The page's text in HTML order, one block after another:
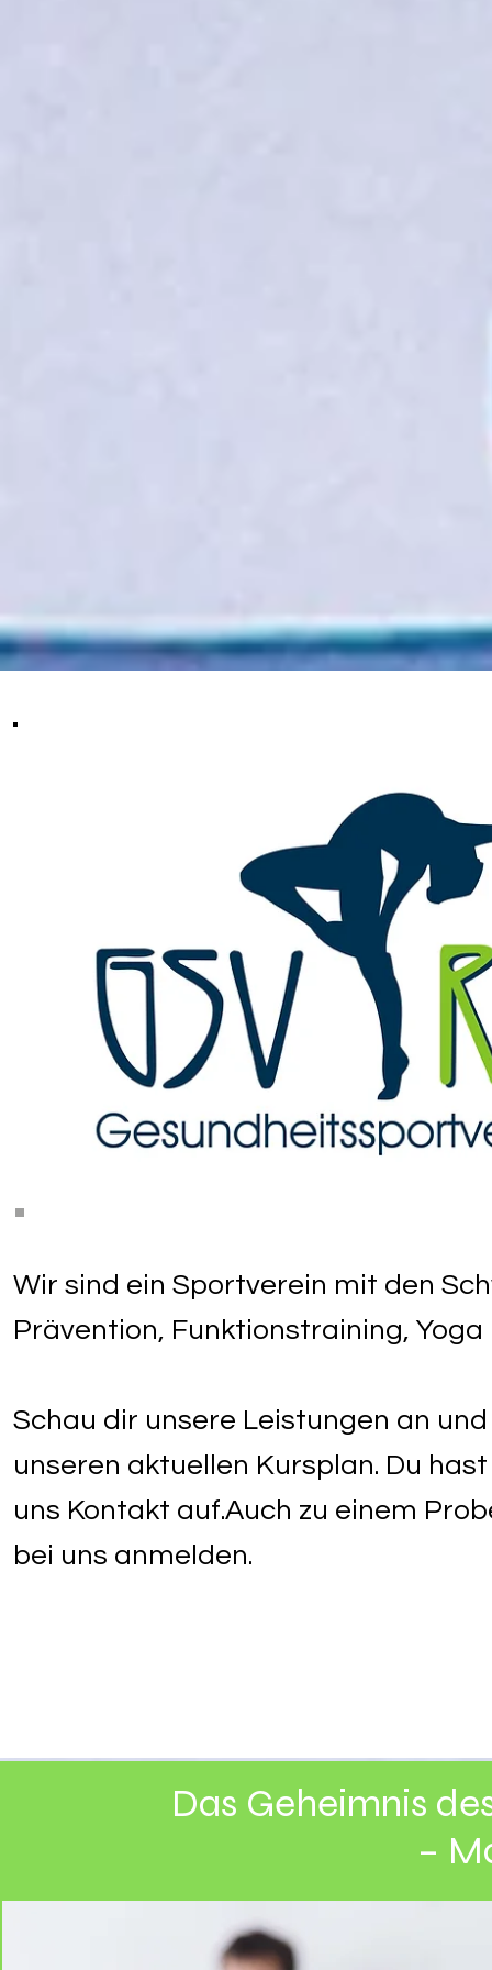
Wir sind ein Sportverein mit den
Prävention, Funktionstraining,
Schau dir unsere Leistungen an
unseren aktuellen Kursplan. Du
uns Kontakt auf.Auch zu einem
bei uns anmelden.
Das Geheimnis
–